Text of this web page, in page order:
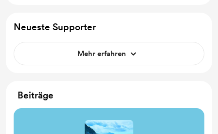
Neueste Supporter
Mehr erfahren
Beiträge